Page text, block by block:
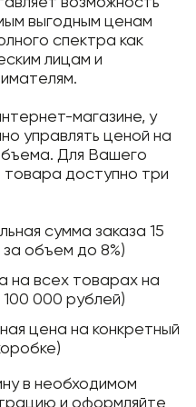
выгодным ценам
спектра как
лицам и
магазине, у
управлять ценой на
Для Вашего
доступно три
сумма заказа 15
объем до 8%)
на всех товарах на
000 рублей)
цена на конкретный
в необходимом
и оформляйте